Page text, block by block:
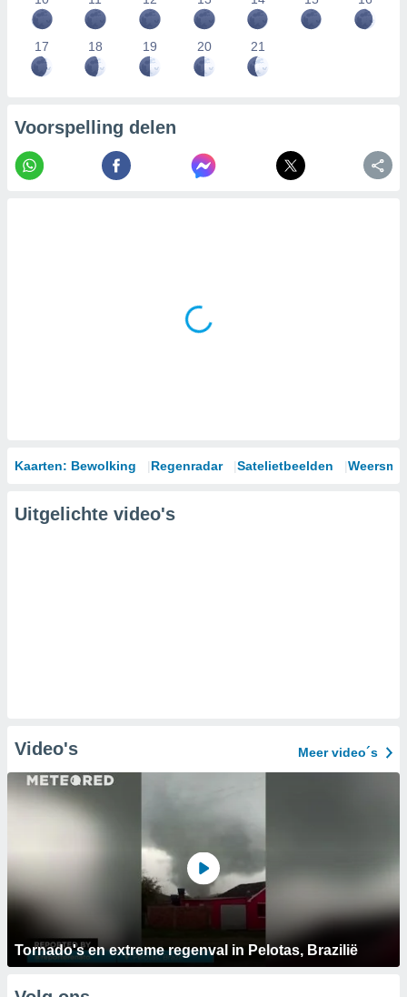
17 18 19 20 21
Voorspelling delen
Kaarten: Bewolking Regenradar Satelietbeelden
Uitgelichte video's
Video's Meer video´s
Tornado's en extreme regenval in Pelotas, Brazilië